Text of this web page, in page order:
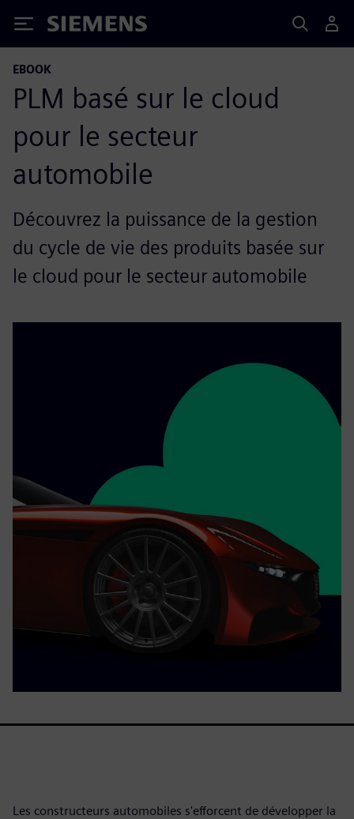
Siemens
EBOOK
PLM basé sur le cloud
pour le secteur
automobile
Découvrez la puissance de la gestion
du cycle de vie des produits basée sur
le cloud pour le secteur automobile
Les constructeurs automobiles s'efforcent de développer la